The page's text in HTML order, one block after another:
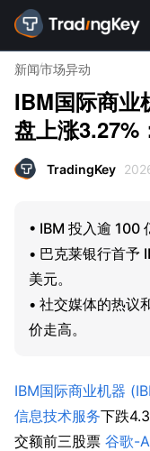
新闻市场异动
IBM国际商业
盘上涨3.27%
TradingKey
• IBM 投入逾 100
• 巴克莱银行首予
美元。
• 社交媒体的热议
价走高。
IBM国际商业机器
信息技术服务下跌
交额前三股票 谷歌-